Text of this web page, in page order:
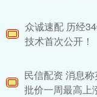
众诚速配 历经
技术首次公开！
民信配资 消息
批价一周最高上